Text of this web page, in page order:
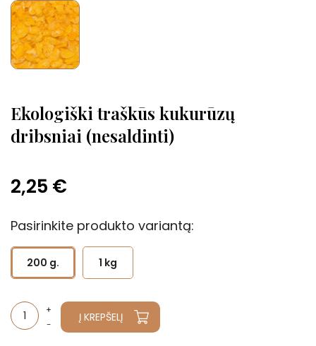
Ekologiški traškūs kukurūzų
dribsniai (nesaldinti)
2,25 €
Pasirinkite produkto variantą:
200 g. 1 kg
Į KREPŠELĮ